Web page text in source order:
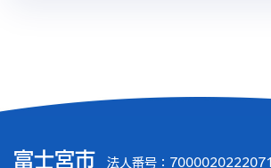
富士宮市 法人番号：7000020222071